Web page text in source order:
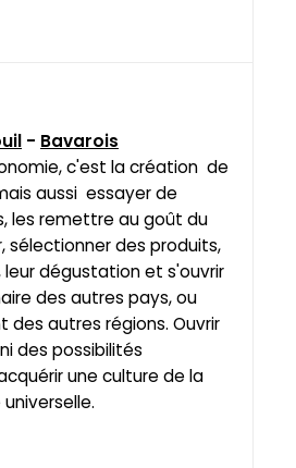
- Bavarois
c'est la création de
aussi essayer de
les remettre au goût du
sélectionner des produits,
dégustation et s'ouvrir
des autres pays, ou
des autres régions. Ouvrir
des possibilités
une culture de la